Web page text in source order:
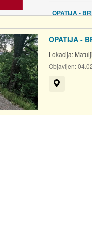
OPATIJA -
Lokacija:
Objavljen: